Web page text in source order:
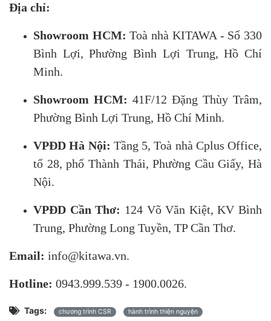
Địa chỉ:
Showroom HCM:Toà nhà KITAWA - Số 330
Bình Lợi, Phường Bình Lợi Trung, Hồ Chí
Minh.
Showroom HCM: 41F/12 Đặng Thùy Trâm,
Phường Bình Lợi Trung, Hồ Chí Minh.
VPĐD Hà Nội: Tầng 5, Toà nhà Cplus Office,
tổ 28, phố Thành Thái, Phường Cầu Giấy, Hà
Nội.
VPĐD Cần Thơ: 124 Võ Văn Kiệt, KV Bình
Trung, Phường Long Tuyền, TP Cần Thơ.
Email: info@kitawa.vn.
Hotline: 0943.999.539 - 1900.0026.
Tags: chương trình CSR
hành trình thiện nguyện